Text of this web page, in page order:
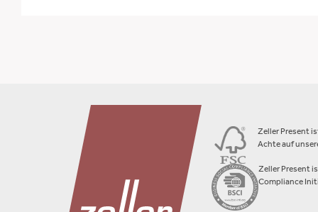
Zeller Present
Achte auf
Zeller Present
Compliance